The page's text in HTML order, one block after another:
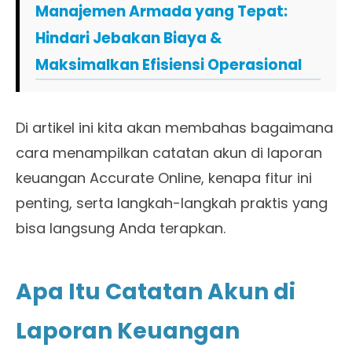
Manajemen Armada yang Tepat:
Hindari Jebakan Biaya &
Maksimalkan Efisiensi Operasional
Di artikel ini kita akan membahas bagaimana
cara menampilkan catatan akun di laporan
keuangan Accurate Online, kenapa fitur ini
penting, serta langkah-langkah praktis yang
bisa langsung Anda terapkan.
Apa Itu Catatan Akun di
Laporan Keuangan